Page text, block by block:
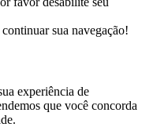
sua navegação!
experiência de
que você concorda